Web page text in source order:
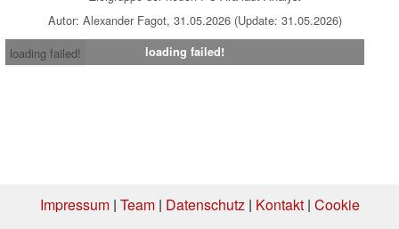
Autor: Alexander Fagot, 31.05.2026 (Update: 31.05.2026)
loading failed!
loading failed!
Impressum| Team| Datenschutz| Kontakt| Cookie